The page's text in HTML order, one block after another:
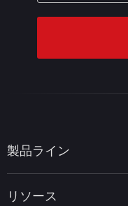
製品ライン
MiniTool Power Data Recovery
リソース